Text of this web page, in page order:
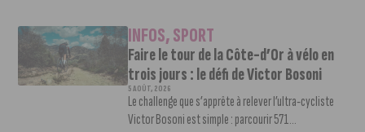
INFOS,SPORT
Faire le tour de la Côte-d’Or à vélo en
trois jours : le défi de Victor Bosoni
5 AOÛT, 2026
Le challenge que s’apprête à relever l’ultra-cycliste
Victor Bosoni est simple : parcourir 571...